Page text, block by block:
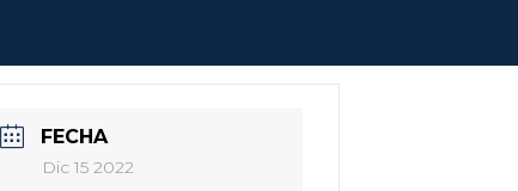
FECHA
Dic 15 2022